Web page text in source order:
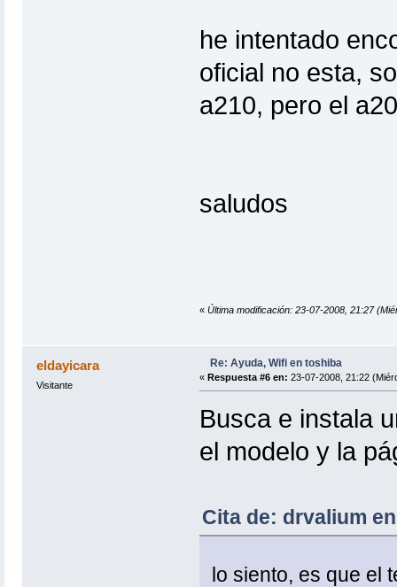
he intentado
oficial no esta,
a210, pero el
saludos
« Última modificación: 23-07-2008, 21:27
eldayicara
Visitante
Re: Ayuda, Wifi en toshiba
« Respuesta #6 en: 23-07-2008, 21:22
Busca e instala
el modelo y la
Cita de: drvalium
lo siento, es que el